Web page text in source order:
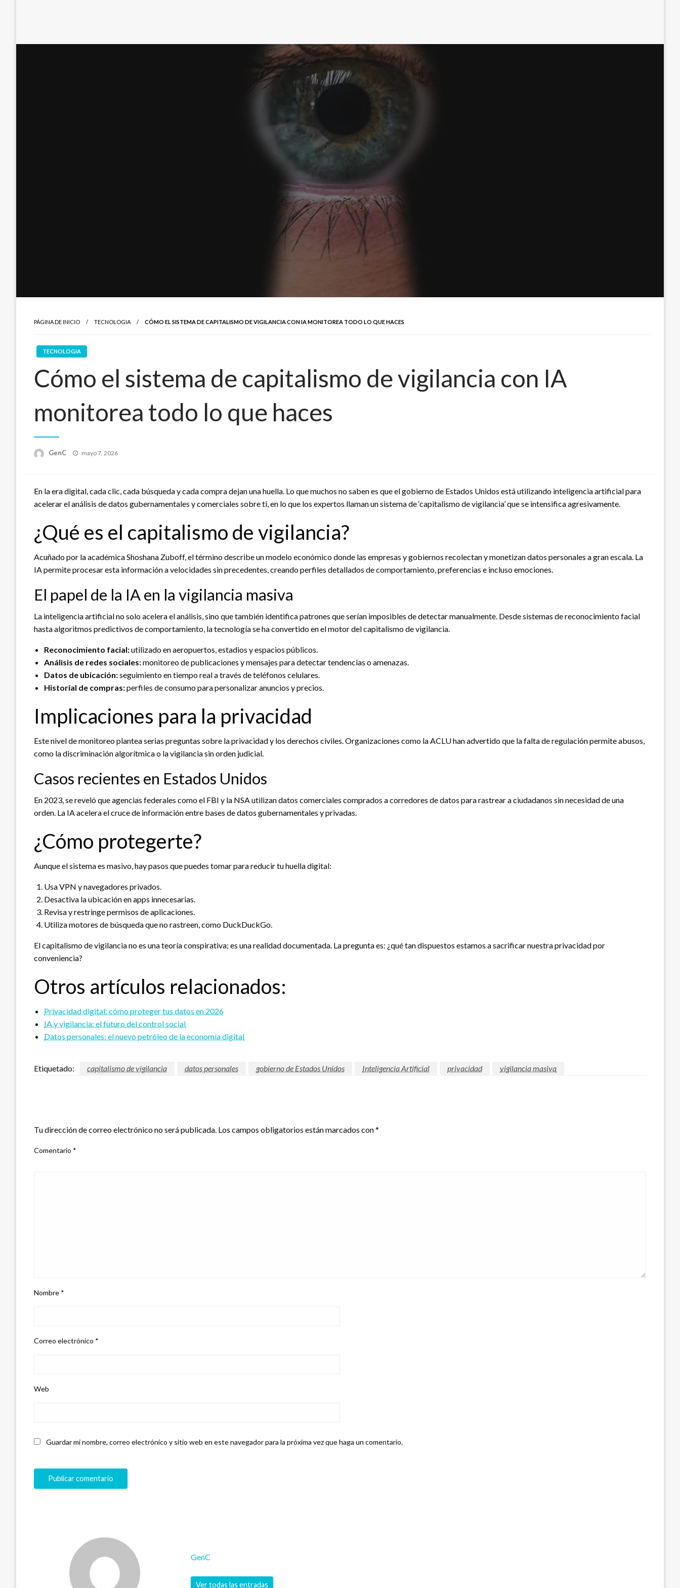
PÁGINA DE INICIO TECNOLOGIA CÓMO EL SISTEMA DE CAPITALISMO DE VIGILANCIA CON IA MONITOREA TODO LO QUE HACES
TECNOLOGIA
Cómo el sistema de capitalismo de vigilancia con IA
monitorea todo lo que haces
GenC
Publicado
mayo 7, 2026
En la era digital, cada clic, cada búsqueda y cada compra dejan una huella. Lo que muchos no saben es que el gobierno de Estados Unidos está utilizando inteligencia artificial para
acelerar el análisis de datos gubernamentales y comerciales sobre ti, en lo que los expertos llaman un sistema de ‘capitalismo de vigilancia’ que se intensifica agresivamente.
¿Qué es el capitalismo de vigilancia?
Acuñado por la académica Shoshana Zuboff, el término describe un modelo económico donde las empresas y gobiernos recolectan y monetizan datos personales a gran escala. La
IA permite procesar esta información a velocidades sin precedentes, creando perfiles detallados de comportamiento, preferencias e incluso emociones.
El papel de la IA en la vigilancia masiva
La inteligencia artificial no solo acelera el análisis, sino que también identifica patrones que serían imposibles de detectar manualmente. Desde sistemas de reconocimiento facial
hasta algoritmos predictivos de comportamiento, la tecnología se ha convertido en el motor del capitalismo de vigilancia.
Reconocimiento facial:utilizado en aeropuertos, estadios y espacios públicos.
Análisis de redes sociales:monitoreo de publicaciones y mensajes para detectar tendencias o amenazas.
Datos de ubicación:seguimiento en tiempo real a través de teléfonos celulares.
Historial de compras:perfiles de consumo para personalizar anuncios y precios.
Implicaciones para la privacidad
Este nivel de monitoreo plantea serias preguntas sobre la privacidad y los derechos civiles. Organizaciones como la ACLU han advertido que la falta de regulación permite abusos,
como la discriminación algorítmica o la vigilancia sin orden judicial.
Casos recientes en Estados Unidos
En 2023, se reveló que agencias federales como el FBI y la NSA utilizan datos comerciales comprados a corredores de datos para rastrear a ciudadanos sin necesidad de una
orden. La IA acelera el cruce de información entre bases de datos gubernamentales y privadas.
¿Cómo protegerte?
Aunque el sistema es masivo, hay pasos que puedes tomar para reducir tu huella digital:
Usa VPN y navegadores privados.
Desactiva la ubicación en apps innecesarias.
Revisa y restringe permisos de aplicaciones.
Utiliza motores de búsqueda que no rastreen, como DuckDuckGo.
El capitalismo de vigilancia no es una teoría conspirativa; es una realidad documentada. La pregunta es: ¿qué tan dispuestos estamos a sacrificar nuestra privacidad por
conveniencia?
Otros artículos relacionados:
Privacidad digital: cómo proteger tus datos en 2026
IA y vigilancia: el futuro del control social
Datos personales: el nuevo petróleo de la economía digital
Etiquetado: capitalismo de vigilancia datos personales gobierno de Estados Unidos Inteligencia Artificial privacidad vigilancia masiva
Tu dirección de correo electrónico no será publicada. Los campos obligatorios están marcados con*
Comentario *
Nombre *
Correo electrónico *
Web
Guardar mi nombre, correo electrónico y sitio web en este navegador para la próxima vez que haga un comentario.
GenC
Ver todas las entradas